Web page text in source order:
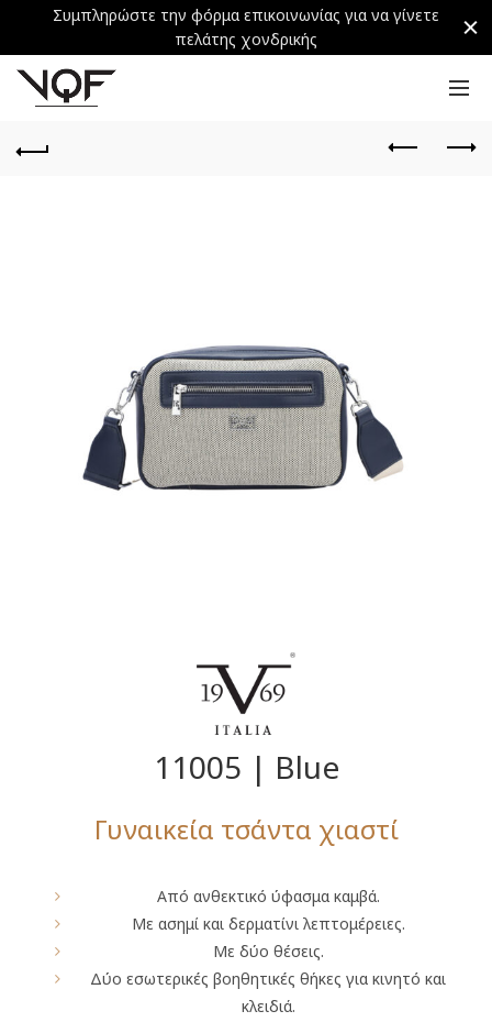
11005 | Blue
Γυναικεία τσάντα χιαστί
Από ανθεκτικό ύφασμα καμβά.
Με ασημί και δερματίνι λεπτομέρειες.
Με δύο θέσεις.
Δύο εσωτερικές βοηθητικές θήκες για κινητό και
κλειδιά.
Συμπληρώστε την φόρμα επικοινωνίας για να γίνετε
πελάτης χονδρικής